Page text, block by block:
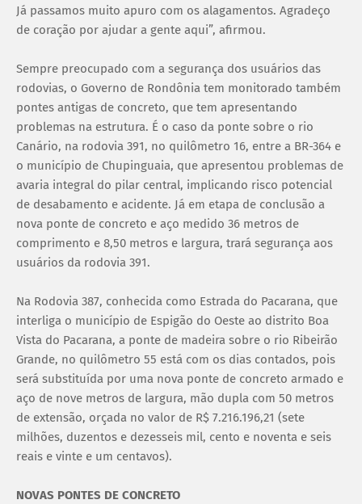
Já passamos muito apuro com os alagamentos. Agradeço
de coração por ajudar a gente aqui”, afirmou.
Sempre preocupado com a segurança dos usuários das
rodovias, o Governo de Rondônia tem monitorado também
pontes antigas de concreto, que tem apresentando
problemas na estrutura. É o caso da ponte sobre o rio
Canário, na rodovia 391, no quilômetro 16, entre a BR-364 e
o município de Chupinguaia, que apresentou problemas de
avaria integral do pilar central, implicando risco potencial
de desabamento e acidente. Já em etapa de conclusão a
nova ponte de concreto e aço medido 36 metros de
comprimento e 8,50 metros e largura, trará segurança aos
usuários da rodovia 391.
Na Rodovia 387, conhecida como Estrada do Pacarana, que
interliga o município de Espigão do Oeste ao distrito Boa
Vista do Pacarana, a ponte de madeira sobre o rio Ribeirão
Grande, no quilômetro 55 está com os dias contados, pois
será substituída por uma nova ponte de concreto armado e
aço de nove metros de largura, mão dupla com 50 metros
de extensão, orçada no valor de R$ 7.216.196,21 (sete
milhões, duzentos e dezesseis mil, cento e noventa e seis
reais e vinte e um centavos).
NOVAS PONTES DE CONCRETO